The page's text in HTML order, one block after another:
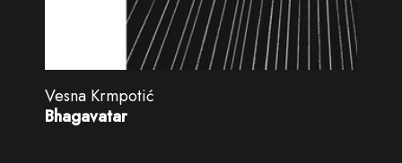
Vesna Krmpotić
Bhagavatar